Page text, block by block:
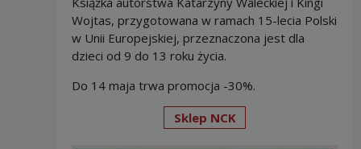
Wojtas, przygotowana w ramach 15-lecia Polski
w Unii Europejskiej, przeznaczona jest dla
dzieci od 9 do 13 roku życia.
Do 14 maja trwa promocja -30%.
Sklep NCK